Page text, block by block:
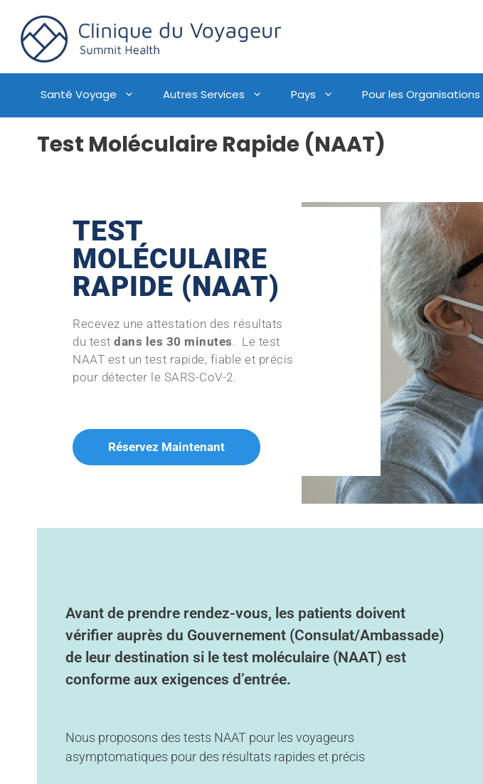
Santé Voyage Autres Services Pays Pour les Organisations
Test Moléculaire Rapide (NAAT)
TEST
MOLÉCULAIRE
RAPIDE (NAAT)
Recevez une attestation des résultats
du test dans les 30 minutes. Le test
NAAT est un test rapide, fiable et précis
pour détecter le SARS-CoV-2.
Réservez Maintenant
Avant de prendre rendez-vous, les patients doivent
vérifier auprès du Gouvernement (Consulat/Ambassade)
de leur destination si le test moléculaire (NAAT) est
conforme aux exigences d’entrée.
Nous proposons des tests NAAT pour les voyageurs
asymptomatiques pour des résultats rapides et précis